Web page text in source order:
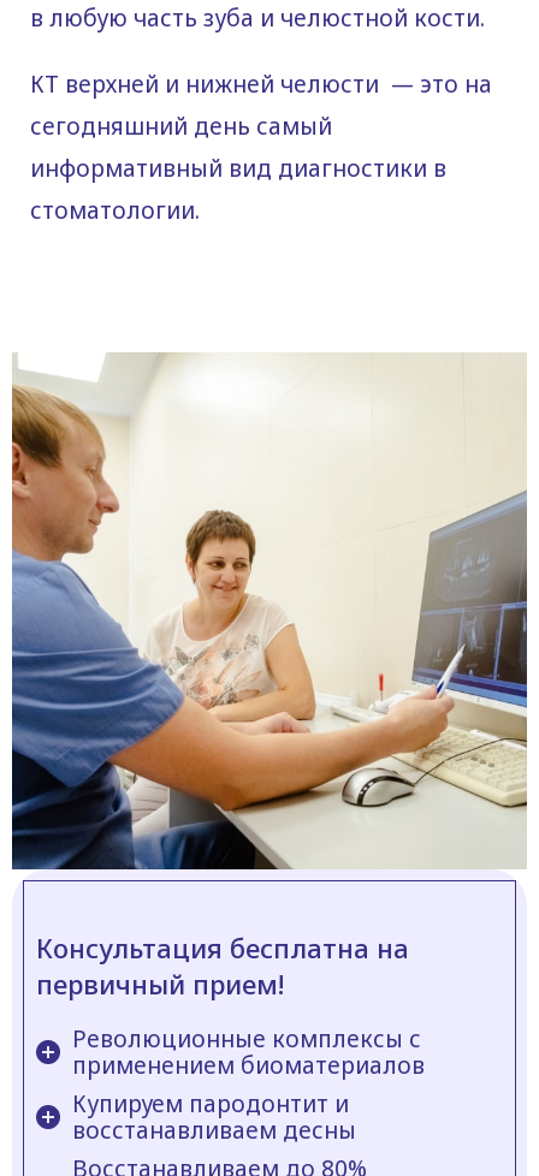
в любую часть зуба и челюстной кости.
КТ верхней и нижней челюсти — это на
сегодняшний день самый
информативный вид диагностики в
стоматологии.
Консультация бесплатна на
первичный прием!
Революционные комплексы с
применением биоматериалов
Купируем пародонтит и
восстанавливаем десны
Восстанавливаем до 80%